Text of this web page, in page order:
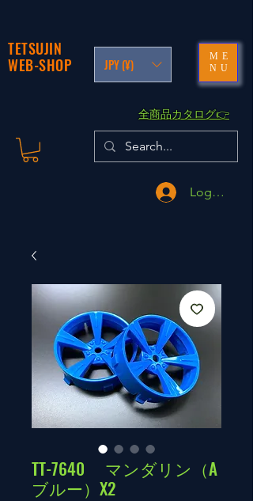
TETSUJIN
WEB-SHOP
JPY (¥)
ME
NU
​全商品カタログ👉
Logga in
TT-7640 マンダリン（A
ブルー）X2